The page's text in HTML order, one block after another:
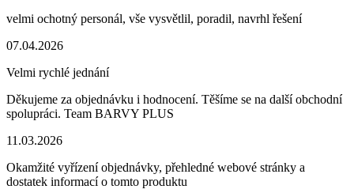
velmi ochotný personál, vše vysvětlil, poradil, navrhl řešení
07.04.2026
Velmi rychlé jednání
Děkujeme za objednávku i hodnocení. Těšíme se na další obchodní
spolupráci. Team BARVY PLUS
11.03.2026
Okamžité vyřízení objednávky, přehledné webové stránky a
dostatek informací o tomto produktu